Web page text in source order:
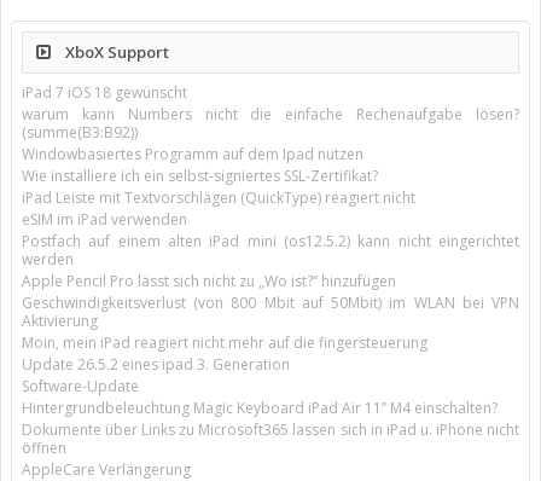
XboX Support
iPad 7 iOS 18 gewünscht
warum kann Numbers nicht die einfache Rechenaufgabe lösen?
(summe(B3:B92))
Windowbasiertes Programm auf dem Ipad nutzen
Wie installiere ich ein selbst-signiertes SSL-Zertifikat?
iPad Leiste mit Textvorschlägen (QuickType) reagiert nicht
eSIM im iPad verwenden
Postfach auf einem alten iPad mini (os12.5.2) kann nicht eingerichtet
werden
Apple Pencil Pro lässt sich nicht zu „Wo ist?“ hinzufügen
Geschwindigkeitsverlust (von 800 Mbit auf 50Mbit) im WLAN bei VPN
Aktivierung
Moin, mein iPad reagiert nicht mehr auf die fingersteuerung
Update 26.5.2 eines ipad 3. Generation
Software-Update
Hintergrundbeleuchtung Magic Keyboard iPad Air 11’’ M4 einschalten?
Dokumente über Links zu Microsoft365 lassen sich in iPad u. iPhone nicht
öffnen
AppleCare Verlängerung